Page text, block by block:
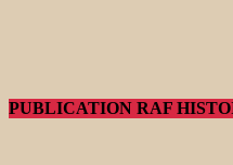
PUBLICATION RAF